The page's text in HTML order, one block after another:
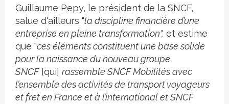
Guillaume Pepy, le président de la SNCF,
salue d'ailleurs "la discipline financière d’une
entreprise en pleine transformation", et estime
que "ces éléments constituent une base solide
pour la naissance du nouveau groupe
SNCF[qui] rassemble SNCF Mobilités avec
l’ensemble des activités de transport voyageurs
et fret en France et à l’international et SNCF